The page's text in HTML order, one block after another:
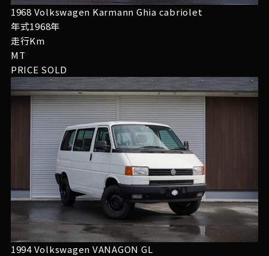
1968 Volkswagen Karmann Ghia cabriolet
年式1968年
走行Km
MT
PRICE SOLD
1994 Volkswagen VANAGON GL